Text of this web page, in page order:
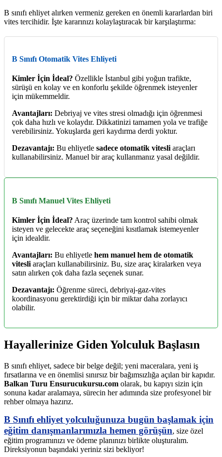
B sınıfı ehliyet alırken vermeniz gereken en önemli kararlardan biri
vites tercihidir. İşte kararınızı kolaylaştıracak bir karşılaştırma:
B Sınıfı Otomatik Vites Ehliyeti
Kimler İçin İdeal? Özellikle İstanbul gibi yoğun trafikte,
sürüşü en kolay ve en konforlu şekilde öğrenmek isteyenler
için mükemmeldir.
Avantajları: Debriyaj ve vites stresi olmadığı için öğrenmesi
çok daha hızlı ve kolaydır. Dikkatinizi tamamen yola ve trafiğe
verebilirsiniz. Yokuşlarda geri kaydırma derdi yoktur.
Dezavantajı: Bu ehliyetle sadece otomatik vitesliaraçları
kullanabilirsiniz. Manuel bir araç kullanmanız yasal değildir.
B Sınıfı Manuel Vites Ehliyeti
Kimler İçin İdeal? Araç üzerinde tam kontrol sahibi olmak
isteyen ve gelecekte araç seçeneğini kısıtlamak istemeyenler
için idealdir.
Avantajları: Bu ehliyetle hem manuel hem de otomatik
vitesli araçları kullanabilirsiniz. Bu, size araç kiralarken veya
satın alırken çok daha fazla seçenek sunar.
Dezavantajı: Öğrenme süreci, debriyaj-gaz-vites
koordinasyonu gerektirdiği için bir miktar daha zorlayıcı
olabilir.
Hayallerinize Giden Yolculuk Başlasın
B sınıfı ehliyet, sadece bir belge değil; yeni maceralara, yeni iş
fırsatlarına ve en önemlisi sınırsız bir bağımsızlığa açılan bir kapıdır.
Balkan Turu Ensurucukursu.com olarak, bu kapıyı sizin için
sonuna kadar aralamaya, sürecin her adımında size profesyonel bir
rehber olmaya hazırız.
B Sınıfı ehliyet yolculuğunuza bugün başlamak için
eğitim danışmanlarımızla hemen görüşün, size özel
eğitim programınızı ve ödeme planınızı birlikte oluşturalım.
Direksiyonun başındaki yeriniz sizi bekliyor!